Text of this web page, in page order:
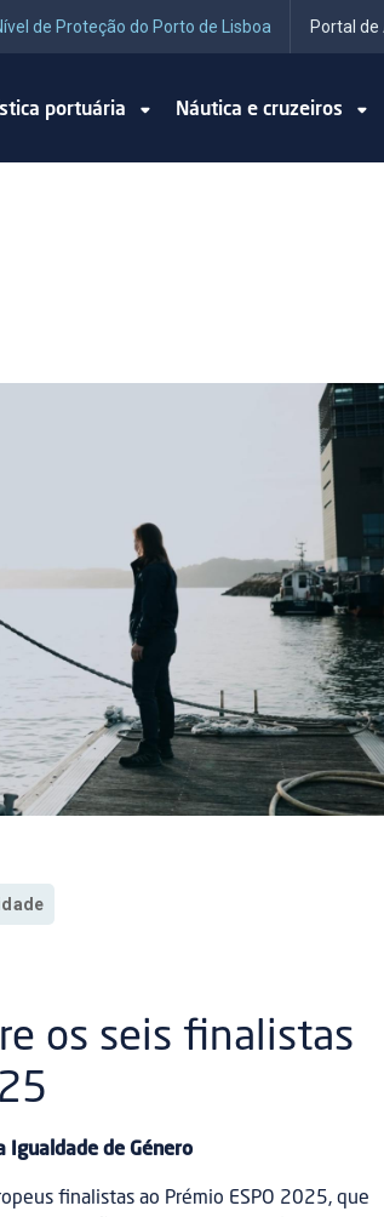
de Proteção do Porto de Lisboa Portal de
portuária Náutica e cruzeiros
os seis finalistas
Igualdade de Género
finalistas ao Prémio ESPO 2025, que